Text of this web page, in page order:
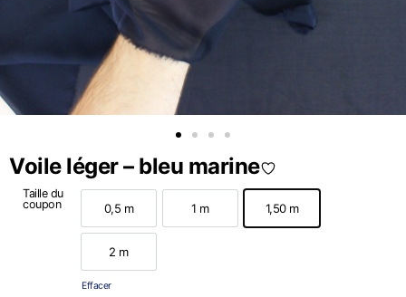
Voile léger – bleu marine
Taille du
coupon
0,5 m 1 m 1,50 m
2 m
Effacer